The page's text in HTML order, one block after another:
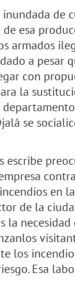
de
esa
armados
a pesar
con
la
se
escribe
en
de la
la
los
Esa